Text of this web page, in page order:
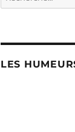
pour :
LES